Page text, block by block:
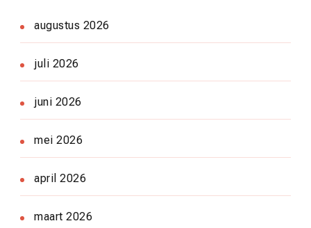
augustus 2026
juli 2026
juni 2026
mei 2026
april 2026
maart 2026